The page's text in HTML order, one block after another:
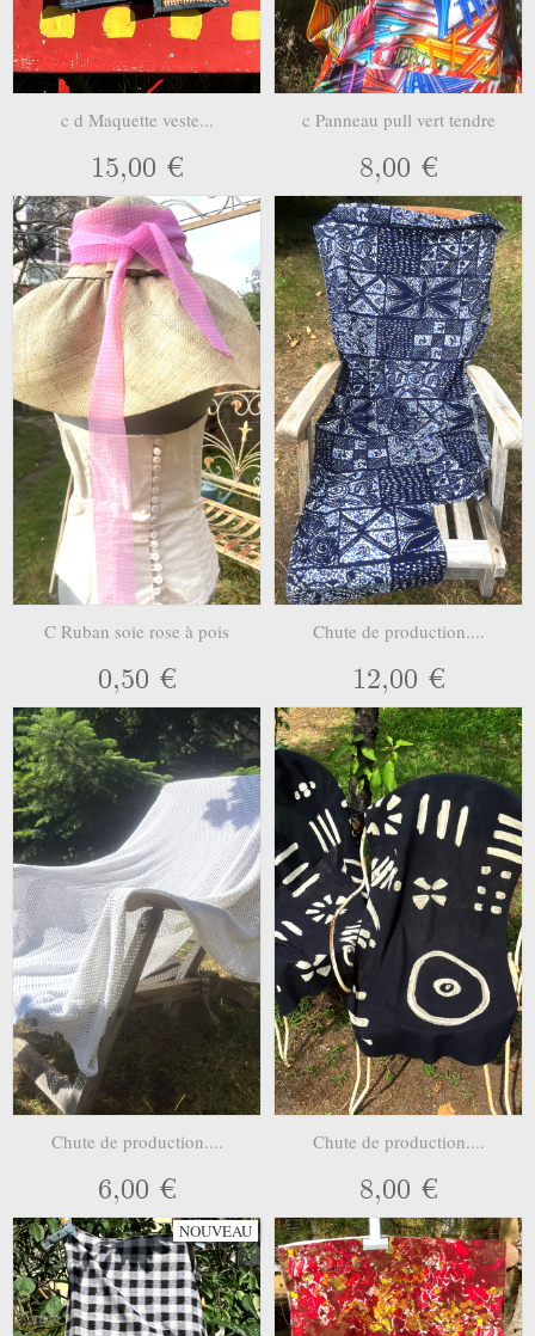
c d Maquette veste...
15,00 €
c Panneau pull vert tendre
8,00 €
C Ruban soie rose à pois
0,50 €
Chute de production....
12,00 €
Chute de production....
6,00 €
Chute de production....
8,00 €
NOUVEAU